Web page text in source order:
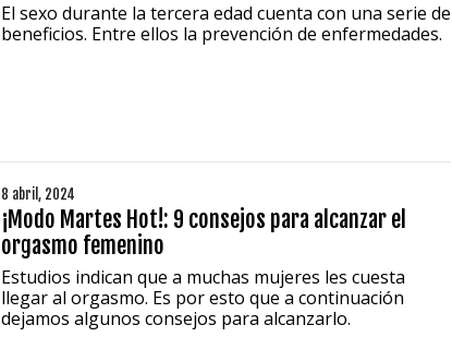
El sexo durante la tercera edad cuenta con una serie de
beneficios. Entre ellos la prevención de enfermedades.
8 abril, 2024
¡Modo Martes Hot!: 9 consejos para alcanzar el
orgasmo femenino
Estudios indican que a muchas mujeres les cuesta
llegar al orgasmo. Es por esto que a continuación
dejamos algunos consejos para alcanzarlo.